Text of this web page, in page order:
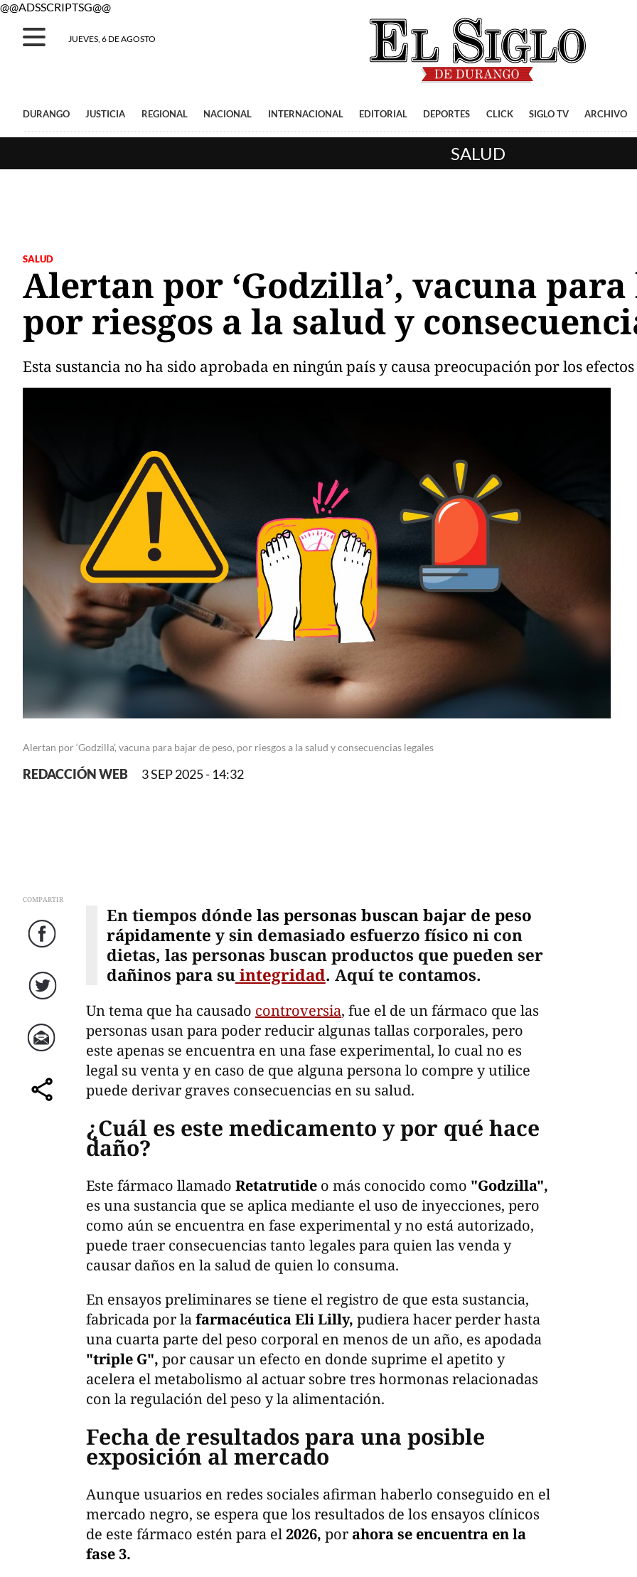
@@ADSSCRIPTSG@@
JUEVES, 6 DE AGOSTO
DURANGO JUSTICIA REGIONAL NACIONAL INTERNACIONAL EDITORIAL DEPORTES CLICK SIGLO TV ARCHIVO
SALUD
SALUD
Alertan por ‘Godzilla’, vacuna
por riesgos a la salud y
Esta sustancia no ha sido aprobada en ningún país y causa preocupación por los
Alertan por ‘Godzilla’, vacuna para bajar de peso, por riesgos a la salud y consecuencias legales
REDACCIÓN WEB 3 SEP 2025 - 14:32
COMPARTIR
Facebook
Twitter
Correo
comparte
En tiempos dónde las personas buscan bajar de peso
rápidamente y sin demasiado esfuerzo físico ni con
dietas, las personas buscan productos que pueden ser
dañinos para suintegridad. Aquí te contamos.
Un tema que ha causado controversia, fue el de un fármaco que las
personas usan para poder reducir algunas tallas corporales, pero
este apenas se encuentra en una fase experimental, lo cual no es
legal su venta y en caso de que alguna persona lo compre y utilice
puede derivar graves consecuencias en su salud.
¿Cuál es este medicamento y por qué hace
daño?
Este fármaco llamado Retatrutide o más conocido como "Godzilla",
es una sustancia que se aplica mediante el uso de inyecciones, pero
como aún se encuentra en fase experimental y no está autorizado,
puede traer consecuencias tanto legales para quien las venda y
causar daños en la salud de quien lo consuma.
En ensayos preliminares se tiene el registro de que esta sustancia,
fabricada por lafarmacéutica Eli Lilly, pudiera hacer perder hasta
una cuarta parte del peso corporal en menos de un año, es apodada
"triple G", por causar un efecto en donde suprime el apetito y
acelera el metabolismo al actuar sobre tres hormonas relacionadas
con la regulación del peso y la alimentación.
Fecha de resultados para una posible
exposición al mercado
Aunque usuarios en redes sociales afirman haberlo conseguido en el
mercado negro, se espera que los resultados de los ensayos clínicos
de este fármaco estén para el2026, por ahora se encuentra en la
fase 3.